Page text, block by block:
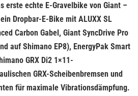
erste echte E-Gravelbike von Giant –
Dropbar-E-Bike mit ALUXX SL
Carbon Gabel, Giant SyncDrive Pro
auf Shimano EP8), EnergyPak Smart
GRX Di2 1×11-
GRX-Scheibenbremsen und
für maximale Vibrationsdämpfung.